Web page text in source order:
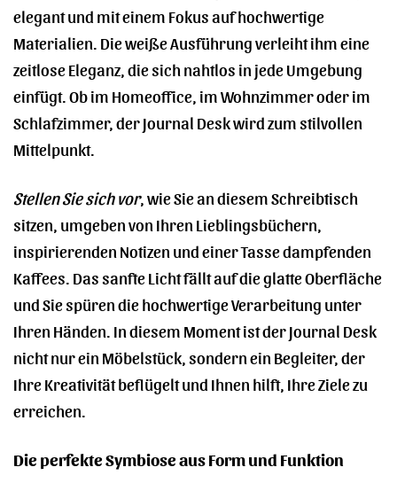
elegant und mit einem Fokus auf hochwertige
Materialien. Die weiße Ausführung verleiht ihm eine
zeitlose Eleganz, die sich nahtlos in jede Umgebung
einfügt. Ob im Homeoffice, im Wohnzimmer oder im
Schlafzimmer, der Journal Desk wird zum stilvollen
Mittelpunkt.
Stellen Sie sich vor, wie Sie an diesem Schreibtisch
sitzen, umgeben von Ihren Lieblingsbüchern,
inspirierenden Notizen und einer Tasse dampfenden
Kaffees. Das sanfte Licht fällt auf die glatte Oberfläche
und Sie spüren die hochwertige Verarbeitung unter
Ihren Händen. In diesem Moment ist der Journal Desk
nicht nur ein Möbelstück, sondern ein Begleiter, der
Ihre Kreativität beflügelt und Ihnen hilft, Ihre Ziele zu
erreichen.
Die perfekte Symbiose aus Form und Funktion